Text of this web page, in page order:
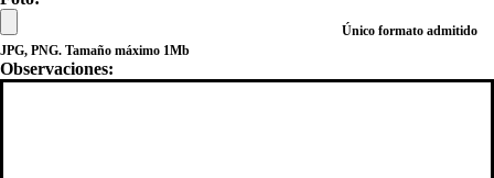
Único formato admitido
JPG, PNG. Tamaño máximo 1Mb
Observaciones: